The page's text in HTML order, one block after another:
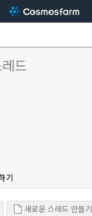
드
기
새로운 스레드 만들기